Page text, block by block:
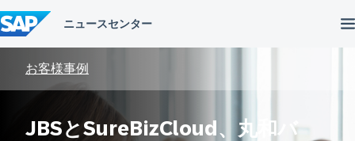
ン
テ
ン
お客様事例
JBSとSureBizCloud、丸和バ